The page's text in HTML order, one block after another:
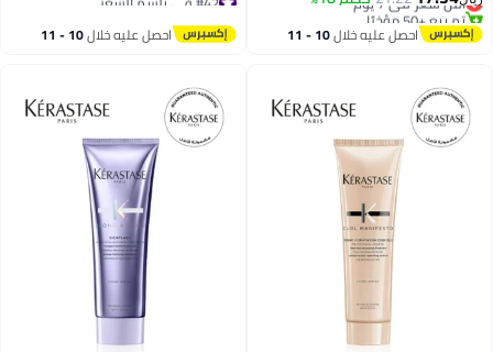
تم بيع +50 مؤخرًا
#13 في بلسم الشعر احصل عليه خلال 10 - 11 احصل عليه خلال 10 - 11